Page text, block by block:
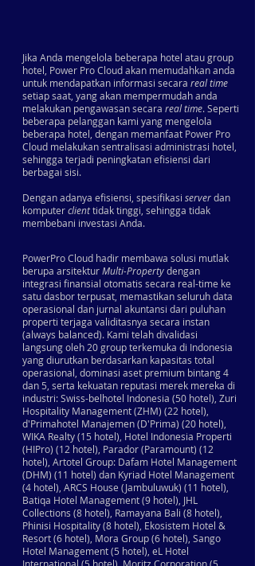
Jika Anda mengelola beberapa hotel atau group
hotel, Power Pro Cloud akan memudahkan anda
untuk mendapatkan informasi secara real time
setiap saat, yang akan mempermudah anda
melakukan pengawasan secara real time. Seperti
beberapa pelanggan kami yang mengelola
beberapa hotel, dengan memanfaat Power Pro
Cloud melakukan sentralisasi administrasi hotel,
sehingga terjadi peningkatan efisiensi dari
berbagai sisi.
Dengan adanya efisiensi, spesifikasi serverdan
komputerclienttidak tinggi, sehingga tidak
membebani investasi Anda.
PowerPro Cloud hadir membawa solusi mutlak
berupa arsitekturMulti-Propertydengan
integrasi finansial otomatis secara real-time ke
satu dasbor terpusat, memastikan seluruh data
operasional dan jurnal akuntansi dari puluhan
properti terjaga validitasnya secara instan
(always balanced). Kami telah divalidasi
langsung oleh 20 group terkemuka di Indonesia
yang diurutkan berdasarkan kapasitas total
operasional, dominasi aset premium bintang 4
dan 5, serta kekuatan reputasi merek mereka di
industri: Swiss-belhotel Indonesia (50 hotel), Zuri
Hospitality Management (ZHM) (22 hotel),
d'Primahotel Manajemen (D'Prima) (20 hotel),
WIKA Realty (15 hotel), Hotel Indonesia Properti
(HIPro) (12 hotel), Parador (Paramount) (12
hotel), Artotel Group: Dafam Hotel Management
(DHM) (11 hotel) dan Kyriad Hotel Management
(4 hotel), ARCS House (Jambuluwuk) (11 hotel),
Batiqa Hotel Management (9 hotel), JHL
Collections (8 hotel), Ramayana Bali (8 hotel),
Phinisi Hospitality (8 hotel), Ekosistem Hotel &
Resort (6 hotel), Mora Group (6 hotel), Sango
Hotel Management (5 hotel), eL Hotel